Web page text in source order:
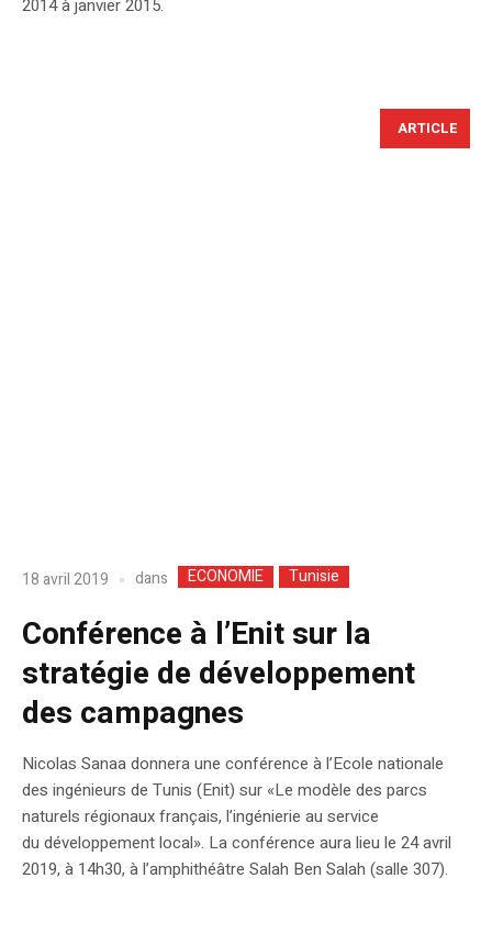
2014 à janvier 2015.
ARTICLE
18 avril 2019 dans ECONOMIE Tunisie
Conférence à l’Enit sur la
stratégie de développement
des campagnes
Nicolas Sanaa donnera une conférence à l’Ecole nationale
des ingénieurs de Tunis (Enit) sur «Le modèle des parcs
naturels régionaux français, l’ingénierie au service
du développement local». La conférence aura lieu le 24 avril
2019, à 14h30, à l’amphithéâtre Salah Ben Salah (salle 307).